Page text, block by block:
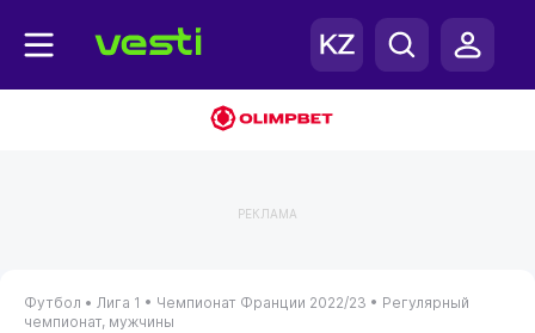
РЕКЛАМА
Футбол • Лига 1 • Чемпионат Франции 2022/23 • Регулярный
чемпионат, мужчины